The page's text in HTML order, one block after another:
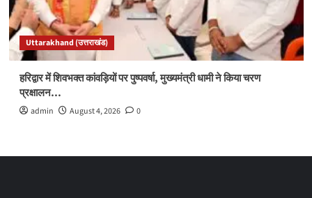
Uttarakhand (उत्तराखंड)
हरिद्वार में शिवभक्त कांवड़ियों पर पुष्पवर्षा, मुख्यमंत्री धामी ने किया चरण
प्रक्षालन…
admin August 4, 2026 0